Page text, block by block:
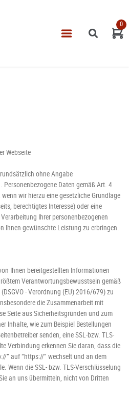
0
Webseite
ohne Angabe
Personenbezogene Daten gemäß Art. 4
wir hierzu eine gesetzliche Grundlage
berechtigtes Interesse) oder eine
Ihrer personenbezogenen
Ihnen gewünschte Leistung zu erbringen.
Ihnen bereitgestellten Informationen
Verantwortungsbewusstsein gemäß
- Verordnung (EU) 2016/679) zu
die Zusammenarbeit mit
Seite aus Sicherheitsgründen und zum
Inhalte, wie zum Beispiel Bestellungen
senden, eine SSL-bzw. TLS-
Verbindung erkennen Sie daran, dass die
” auf “https://” wechselt und an dem
Wenn die SSL- bzw. TLS-Verschlüsselung
an uns übermitteln, nicht von Dritten